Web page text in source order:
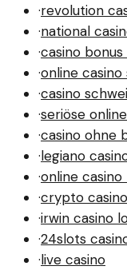
·revolution
·national
·casino
·online casino
·casino
·seriöse
·casino ohne
·legiano
·online casino
·crypto
·irwin casino
·24slots
·live casino